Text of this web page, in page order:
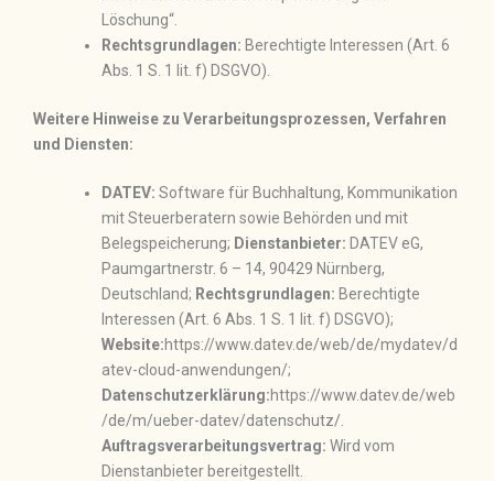
Löschung“.
Rechtsgrundlagen: Berechtigte Interessen (Art. 6
Abs. 1 S. 1 lit. f) DSGVO).
Weitere Hinweise zu Verarbeitungsprozessen, Verfahren
und Diensten:
DATEV: Software für Buchhaltung, Kommunikation
mit Steuerberatern sowie Behörden und mit
Belegspeicherung; Dienstanbieter: DATEV eG,
Paumgartnerstr. 6 – 14, 90429 Nürnberg,
Deutschland; Rechtsgrundlagen: Berechtigte
Interessen (Art. 6 Abs. 1 S. 1 lit. f) DSGVO);
Website:https://www.datev.de/web/de/mydatev/d
atev-cloud-anwendungen/;
Datenschutzerklärung:https://www.datev.de/web
/de/m/ueber-datev/datenschutz/.
Auftragsverarbeitungsvertrag: Wird vom
Dienstanbieter bereitgestellt.